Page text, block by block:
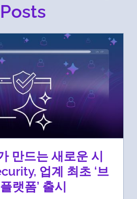
Posts
만드는 새로운 시
업계 최초 ‘브
랫폼’ 출시